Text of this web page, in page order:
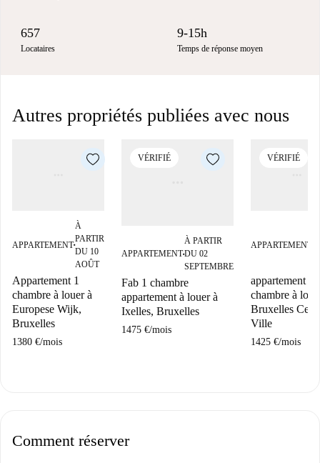
657
Locataires
9-15h
Temps de réponse moyen
Autres propriétés publiées avec nous
APPARTEMENT■
À
PARTIR
DU 10
AOÛT
Appartement 1
chambre à louer à
Europese Wijk,
Bruxelles
1380 €/mois
VÉRIFIÉ
APPARTEMENT■
À PARTIR
DU 02
SEPTEMBRE
Fab 1 chambre
appartement à louer à
Ixelles, Bruxelles
1475 €/mois
VÉRIFIÉ
APPARTEMENT
appartement 1
chambre à
Bruxelles
Ville
1425 €/mois
Comment réserver